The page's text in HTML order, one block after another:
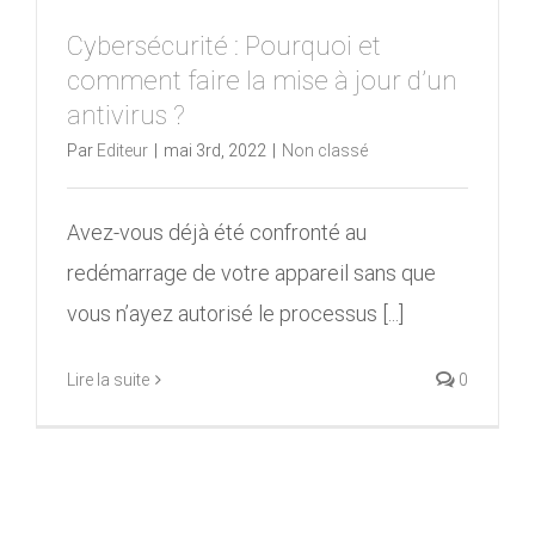
Cybersécurité : Pourquoi et
comment faire la mise à jour d’un
antivirus ?
Par Editeur mai 3rd, 2022 Non classé
Avez-vous déjà été confronté au
redémarrage de votre appareil sans que
vous n’ayez autorisé le processus [...]
Lire la suite 0